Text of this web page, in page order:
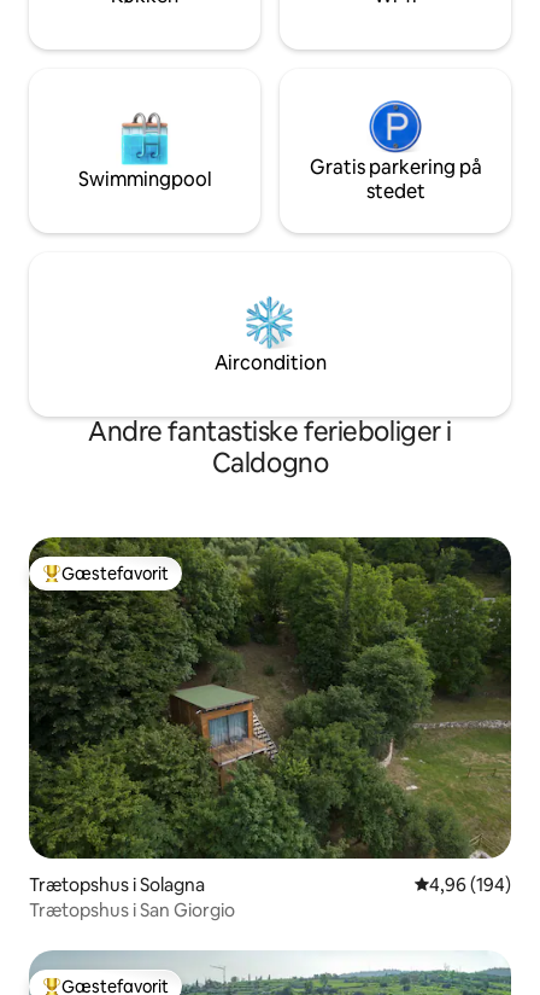
picnicområde
Swimmingpool
Gratis parkering på
stedet
Aircondition
Andre fantastiske ferieboliger i
Caldogno
Bedste gæstefavorit
Gæstefavorit
Trætopshus i Solagna 4,96 ud af 5 i
4,96 (194)
Trætopshus i San Giorgio
Gæstefavorit